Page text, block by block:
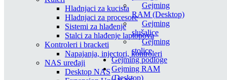
Gejming
RAM (Desktop)
Gejming
slušalice
Gejming
stolice
Gejming podloge
Gejming RAM
(Desktop)
Hladnjaci za kucista
Hladnjaci za procesore
Sistemi za hlađenje
Stalci za hlađenje laptopova
Kontroleri i bracketi
Napajanja, injectori, kontroleri
NAS uređaji
Desktop NAS